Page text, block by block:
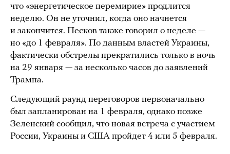
что «энергетическое перемирие» продлится
неделю. Он не уточнил, когда оно начнется
и закончится. Песков также говорил о неделе —
но «до 1 февраля». По данным властей Украины,
фактически обстрелы прекратились только в ночь
на 29 января — за несколько часов до заявлений
Трампа.
Следующий раунд переговоров первоначально
был запланирован на 1 февраля, однако позже
Зеленский сообщил, что новая встреча с участием
России, Украины и США пройдет 4 или 5 февраля.